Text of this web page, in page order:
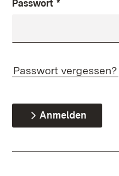
Passwort *
Passwort vergessen?
Anmelden